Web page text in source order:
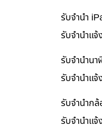
รับจำนำ
รับจํานําแ
รับจำนำน
รับจํานําแ
รับจำนำก
รับจํานําแ